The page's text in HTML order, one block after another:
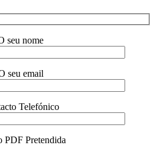
seu nome
seu email
Telefónico
PDF Pretendida